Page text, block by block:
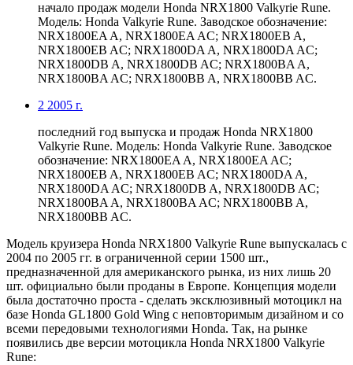
начало продаж модели Honda NRX1800 Valkyrie Rune.
Модель: Honda Valkyrie Rune. Заводское обозначение:
NRX1800EA A, NRX1800EA AC; NRX1800EB A,
NRX1800EB AC; NRX1800DA A, NRX1800DA AC;
NRX1800DB A, NRX1800DB AC; NRX1800BA A,
NRX1800BA AC; NRX1800BB A, NRX1800BB AC.
2 2005 г.
последний год выпуска и продаж Honda NRX1800
Valkyrie Rune. Модель: Honda Valkyrie Rune. Заводское
обозначение: NRX1800EA A, NRX1800EA AC;
NRX1800EB A, NRX1800EB AC; NRX1800DA A,
NRX1800DA AC; NRX1800DB A, NRX1800DB AC;
NRX1800BA A, NRX1800BA AC; NRX1800BB A,
NRX1800BB AC.
Модель круизера Honda NRX1800 Valkyrie Rune выпускалась с
2004 по 2005 гг. в ограниченной серии 1500 шт.,
предназначенной для американского рынка, из них лишь 20
шт. официально были проданы в Европе. Концепция модели
была достаточно проста - сделать эксклюзивный мотоцикл на
базе Honda GL1800 Gold Wing с неповторимым дизайном и со
всеми передовыми технологиями Honda. Так, на рынке
появились две версии мотоцикла Honda NRX1800 Valkyrie
Rune: